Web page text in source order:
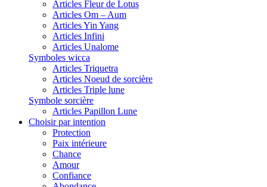
Articles Fleur de Lotus
Articles Om – Aum
Articles Yin Yang
Articles Infini
Articles Unalome
Symboles wicca
Articles Triquetra
Articles Noeud de sorcière
Articles Triple lune
Symbole sorcière
Articles Papillon Lune
Choisir par intention
Protection
Paix intérieure
Chance
Amour
Confiance